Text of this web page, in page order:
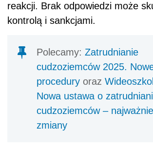
reakcji. Brak odpowiedzi może
kontrolą i sankcjami.
Polecamy: Zatrudnianie
cudzoziemców 2025.
procedury oraz
Nowa ustawa o
cudzoziemców –
zmiany